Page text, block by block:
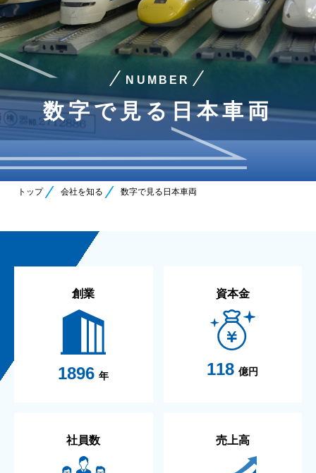
NUMBER
数字で見る日本車両
トップ 会社を知る 数字で見る日本車両
創業
1896 年
資本金
118 億円
社員数 売上高